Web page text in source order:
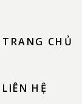
TRANG CHỦ
LIÊN HỆ